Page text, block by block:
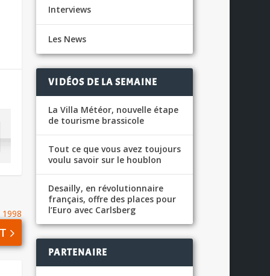
Interviews
Les News
VIDÉOS DE LA SEMAINE
La Villa Météor, nouvelle étape
de tourisme brassicole
Tout ce que vous avez toujours
voulu savoir sur le houblon
Desailly, en révolutionnaire
français, offre des places pour
l’Euro avec Carlsberg
PARTENAIRE